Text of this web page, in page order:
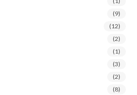
(9)
(12)
(2)
(1)
(3)
(2)
(8)